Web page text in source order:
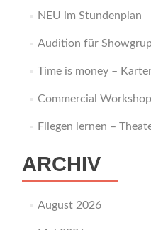
NEU im Stundenplan
Audition für
Time is money –
Commercial
Fliegen lernen –
ARCHIV
August 2026